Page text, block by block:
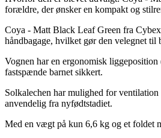
forældre, der ønsker en kompakt og
Coya - Matt Black Leaf Green fra
håndbagage, hvilket gør den velegnet
Vognen har en ergonomisk
fastspænde barnet sikkert.
Solkalechen har mulighed for
anvendelig fra nyfødtstadiet.
Med en vægt på kun 6,6 kg og et foldet